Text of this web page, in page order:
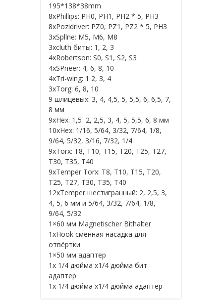
195*138*38mm
8xPhillips: PH0, PH1, PH2 * 5, PH3
8xPozidriver: PZ0, PZ1, PZ2 * 5, PH3
3xSpllne: M5, M6, M8
3xcluth биты: 1, 2, 3
4xRobertson: S0, S1, S2, S3
4xSPneer: 4, 6, 8, 10
4xTri-wing: 1 2, 3, 4
3xTorg: 6, 8, 10
9 шлицевых: 3, 4, 4,5, 5, 5,5, 6, 6,5, 7,
8 мм
9xHex: 1,5 2, 2,5, 3, 4, 5, 5,5, 6, 8 мм
10xHex: 1/16, 5/64, 3/32, 7/64, 1/8,
9/64, 5/32, 3/16, 7/32, 1/4
9xTorx: T8, T10, T15, T20, T25, T27,
T30, T35, T40
9xTemper Torx: T8, T10, T15, T20,
T25, T27, T30, T35, T40
12xTemper шестигранный: 2, 2,5, 3,
4, 5, 6 мм и 5/64, 3/32, 7/64, 1/8,
9/64, 5/32
1×60 мм Magnetischer Bithalter
1xHook сменная насадка для
отвёртки
1×50 мм адаптер
1x 1/4 дюйма x1/4 дюйма бит
адаптер
1x 1/4 дюйма x1/4 дюйма адаптер